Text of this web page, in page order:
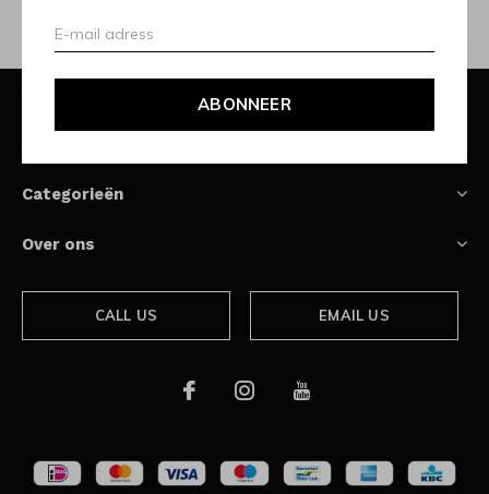
ABONNEER
Categorieën
Over ons
CALL US EMAIL US